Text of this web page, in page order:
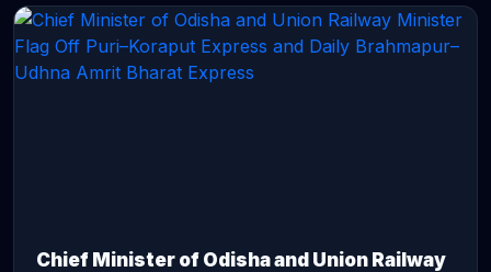
Chief Minister of Odisha and Union Railway